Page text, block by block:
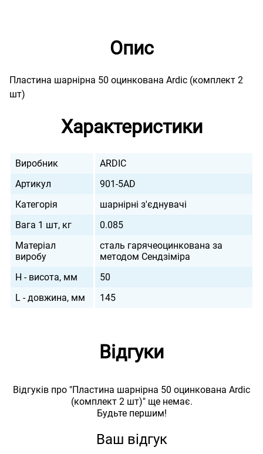
Опис
Пластина шарнірна 50 оцинкована Ardic (комплект 2
шт)
Характеристики
Виробник
ARDIC
Артикул
901-5AD
Категорія
шарнірні з'єднувачі
Вага 1 шт, кг
0.085
Матеріал
виробу
сталь гарячеоцинкована за
методом Сендзіміра
H - висота, мм
50
L - довжина, мм
145
Відгуки
Відгуків про "Пластина шарнірна 50 оцинкована Ardic
(комплект 2 шт)" ще немає.
Будьте першим!
Ваш відгук